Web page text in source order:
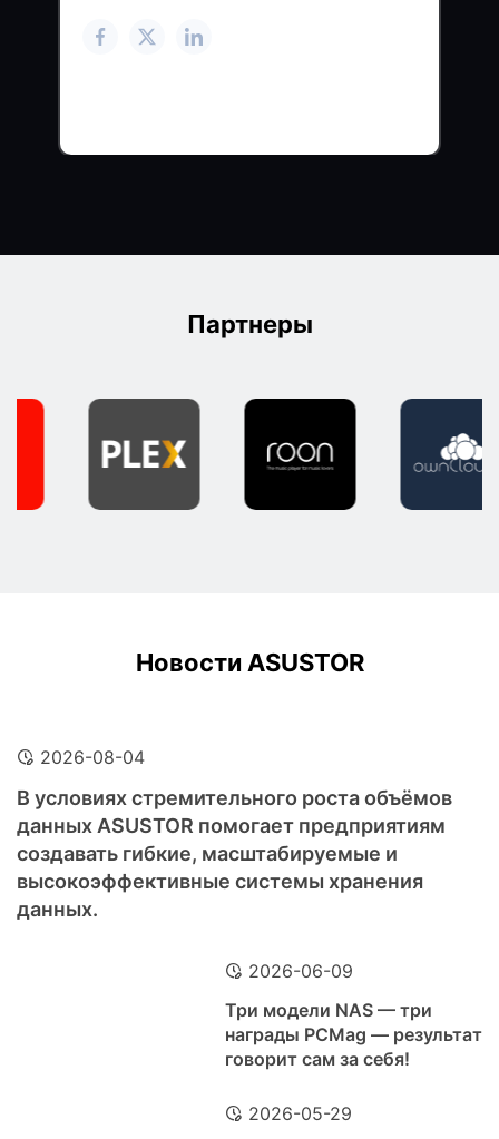
Партнеры
Новости ASUSTOR
2026-08-04
В условиях стремительного роста объёмов
данных ASUSTOR помогает предприятиям
создавать гибкие, масштабируемые и
высокоэффективные системы хранения
данных.
2026-06-09
Три модели NAS — три
награды PCMag — результат
говорит сам за себя!
2026-05-29